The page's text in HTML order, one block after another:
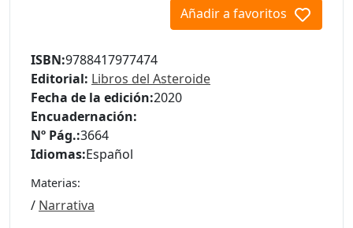
Añadir a favoritos
ISBN:9788417977474
Editorial: Libros del Asteroide
Fecha de la edición:2020
Encuadernación:
Nº Pág.:3664
Idiomas:Español
Materias:
/ Narrativa